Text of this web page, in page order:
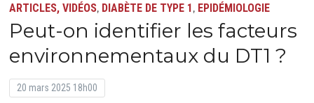
ARTICLES, VIDÉOS, DIABÈTE DE TYPE 1, EPIDÉMIOLOGIE
Peut-on identifier les facteurs
environnementaux du DT1 ?
20 mars 2025 18h00